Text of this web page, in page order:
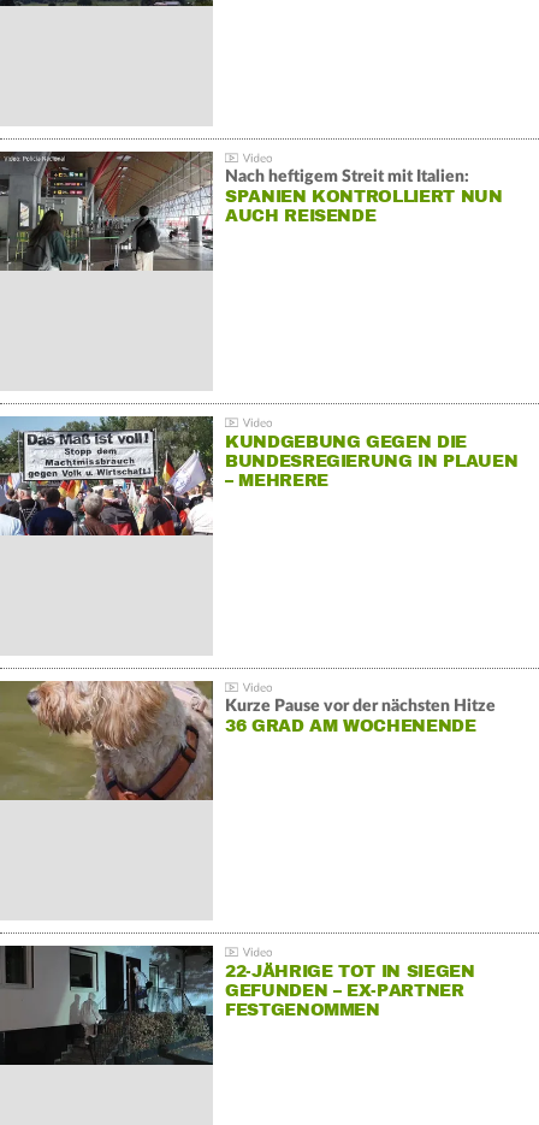
Nach heftigem Streit mit Italien:
SPANIEN KONTROLLIERT NUN
AUCH REISENDE
KUNDGEBUNG GEGEN DIE
BUNDESREGIERUNG IN PLAUEN
– MEHRERE
Kurze Pause vor der nächsten Hitze
36 GRAD AM WOCHENENDE
22-JÄHRIGE TOT IN SIEGEN
GEFUNDEN – EX-PARTNER
FESTGENOMMEN